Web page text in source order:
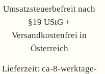
Umsatzsteuerbefreit nach
§19 UStG +
Versandkostenfrei in
Österreich
Lieferzeit: ca-8-werktage-